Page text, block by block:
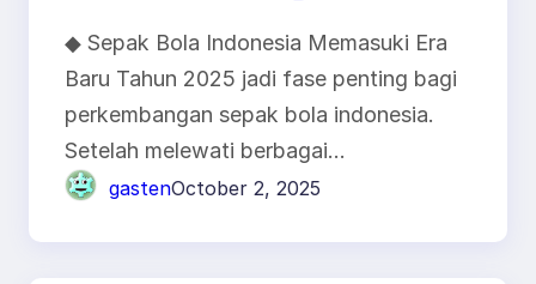
Harapan ke Depan
◆ Sepak Bola Indonesia Memasuki Era
Baru Tahun 2025 jadi fase penting bagi
perkembangan sepak bola indonesia.
Setelah melewati berbagai…
gastenOctober 2, 2025